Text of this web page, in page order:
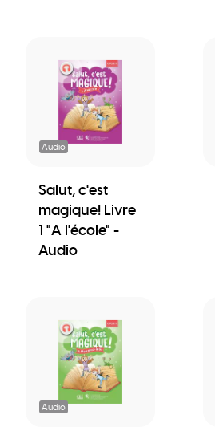
Audio
Salut, c'est
magique! Livre
1 "A l'école" -
Audio
Audio